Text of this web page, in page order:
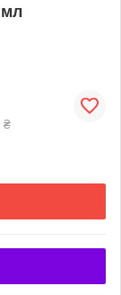
мл
₴